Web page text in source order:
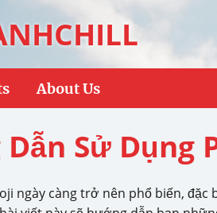
About Us
Sử Dụng
ngày càng trở nên phổ biến, đặc